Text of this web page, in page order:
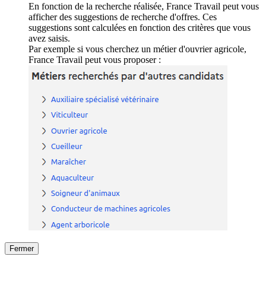
En fonction de la recherche réalisée, France Travail peut vous
afficher des suggestions de recherche d'offres. Ces
suggestions sont calculées en fonction des critères que vous
avez saisis.
Par exemple si vous cherchez un métier d'ouvrier agricole,
France Travail peut vous proposer :
Fermer